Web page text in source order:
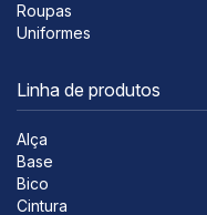
Roupas
Uniformes
Linha de produtos
Alça
Base
Bico
Cintura